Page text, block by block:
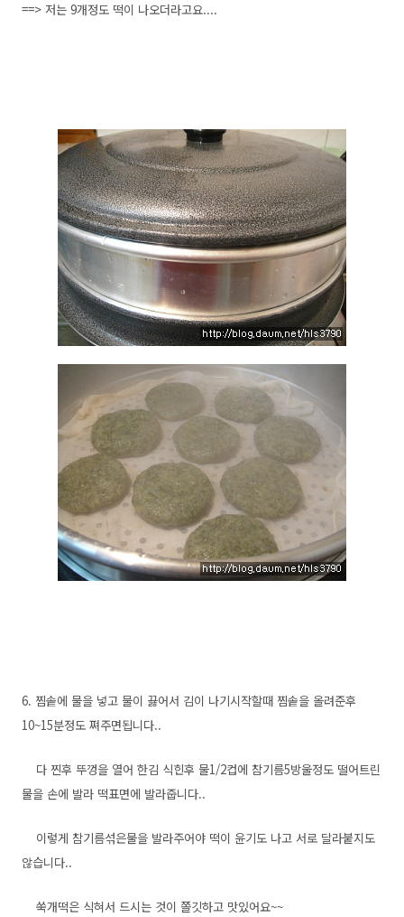
==> 저는 9개정도 떡이 나오더라고요....
6. 찜솥에 물을 넣고 물이 끓어서 김이 나기시작할때 찜솥을 올려준후
10~15분정도 쪄주면됩니다..
다 찐후 뚜껑을 열어 한김 식힌후 물1/2컵에 참기름5방울정도 떨어트린
물을 손에 발라 떡표면에 발라줍니다..
이렇게 참기름섞은물을 발라주어야 떡이 윤기도 나고 서로 달라붙지도
않습니다..
쑥개떡은 식혀서 드시는 것이 쫄깃하고 맛있어요~~